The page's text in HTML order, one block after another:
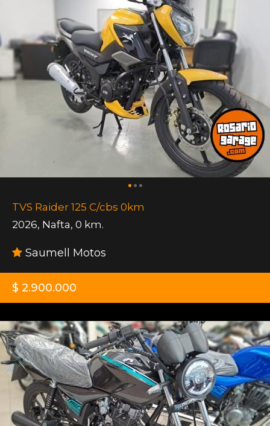
TVS Raider 125 C/cbs 0km
2026, Nafta, 0 km.
Saumell Motos
$ 2.900.000